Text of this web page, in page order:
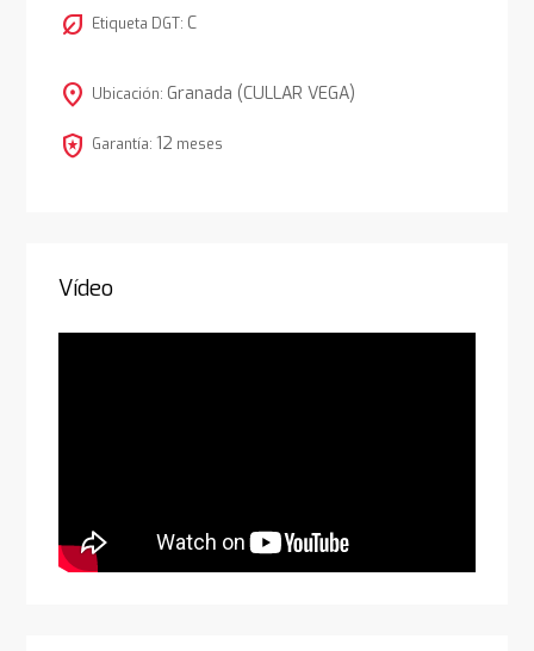
nest_eco_leaf Etiqueta DGT: C
location_on Ubicación: Granada (CULLAR VEGA)
local_police Garantía: 12 meses
Vídeo